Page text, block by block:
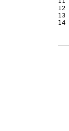
12
13
14